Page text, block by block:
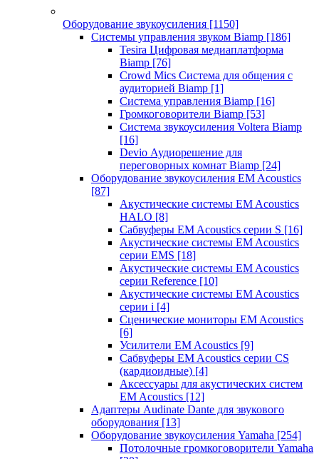
Оборудование звукоусиления [1150]
Системы управления звуком Biamp [186]
Tesira Цифровая медиаплатформа
Biamp [76]
Crowd Mics Система для общения с
аудиторией Biamp [1]
Система управления Biamp [16]
Громкоговорители Biamp [53]
Система звукоусиления Voltera Biamp
[16]
Devio Аудиорешение для
переговорных комнат Biamp [24]
Оборудование звукоусиления EM Acoustics
[87]
Акустические системы EM Acoustics
HALO [8]
Сабвуферы EM Acoustics серии S [16]
Акустические системы EM Acoustics
серии EMS [18]
Акустические системы EM Acoustics
серии Reference [10]
Акустические системы EM Acoustics
серии i [4]
Сценические мониторы EM Acoustics
[6]
Усилители EM Acoustics [9]
Сабвуферы EM Acoustics серии CS
(кардиоидные) [4]
Аксессуары для акустических систем
EM Acoustics [12]
Адаптеры Audinate Dante для звукового
оборудования [13]
Оборудование звукоусиления Yamaha [254]
Потолочные громкоговорители Yamaha